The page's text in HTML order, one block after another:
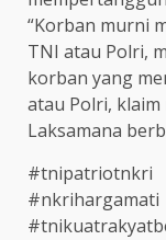
“Korban murni
TNI atau Polri,
korban yang
atau Polri, klaim
Laksamana
#tnipatriotnkri
#nkrihargamati